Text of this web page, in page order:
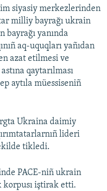
siyasiy merkezlerinden
milliy bayrağı ukrain
yanında
aq-uquqları yañıdan
azat etilmesi ve
qaytarılması
aytıla müessiseniñ
Ukraina daimiy
lideri
tikledi.
PACE-niñ ukrain
iştirak etti.